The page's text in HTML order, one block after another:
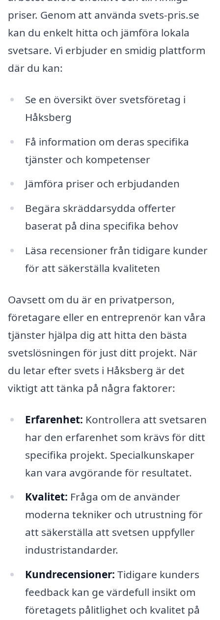
priser. Genom att använda svets-pris.se
kan du enkelt hitta och jämföra lokala
svetsare. Vi erbjuder en smidig plattform
där du kan:
Se en översikt över svetsföretag i
Håksberg
Få information om deras specifika
tjänster och kompetenser
Jämföra priser och erbjudanden
Begära skräddarsydda offerter
baserat på dina specifika behov
Läsa recensioner från tidigare kunder
för att säkerställa kvaliteten
Oavsett om du är en privatperson,
företagare eller en entreprenör kan våra
tjänster hjälpa dig att hitta den bästa
svetslösningen för just ditt projekt. När
du letar efter svets i Håksberg är det
viktigt att tänka på några faktorer:
Erfarenhet: Kontrollera att svetsaren
har den erfarenhet som krävs för ditt
specifika projekt. Specialkunskaper
kan vara avgörande för resultatet.
Kvalitet: Fråga om de använder
moderna tekniker och utrustning för
att säkerställa att svetsen uppfyller
industristandarder.
Kundrecensioner: Tidigare kunders
feedback kan ge värdefull insikt om
företagets pålitlighet och kvalitet på